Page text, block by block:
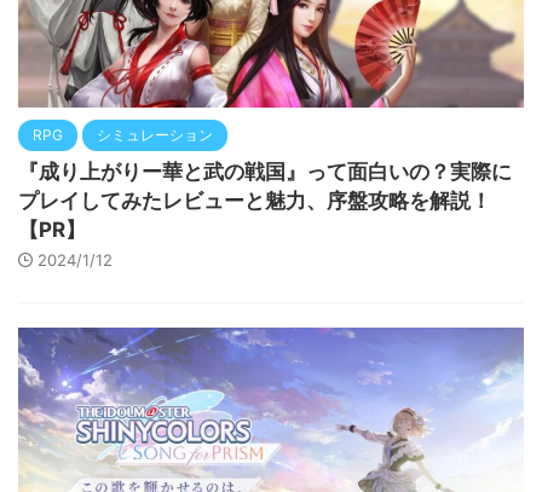
RPG シミュレーション
『成り上がりー華と武の戦国』って面白いの？実際に
プレイしてみたレビューと魅力、序盤攻略を解説！
【PR】
2024/1/12